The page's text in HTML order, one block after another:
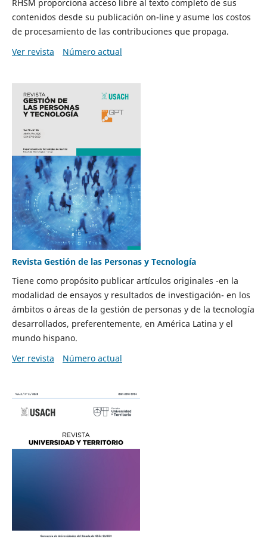
RHSM proporciona acceso libre al texto completo de sus
contenidos desde su publicación on-line y asume los costos
de procesamiento de las contribuciones que propaga.
Ver revista
Número actual
Revista Gestión de las Personas y Tecnología
Tiene como propósito publicar artículos originales -en la
modalidad de ensayos y resultados de investigación- en los
ámbitos o áreas de la gestión de personas y de la tecnología
desarrollados, preferentemente, en América Latina y el
mundo hispano.
Ver revista
Número actual